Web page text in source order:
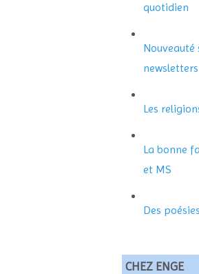
quotidien
Nouveauté
newsletters
Les
La bonne
et MS
Des
CHEZ ENGE